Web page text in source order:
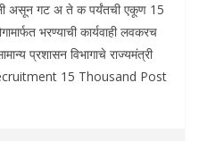
असून गट अ ते क पर्यंतची एकूण 15
भरण्याची कार्यवाही लवकरच
प्रशासन विभागाचे राज्यमंत्री
15 Thousand Post